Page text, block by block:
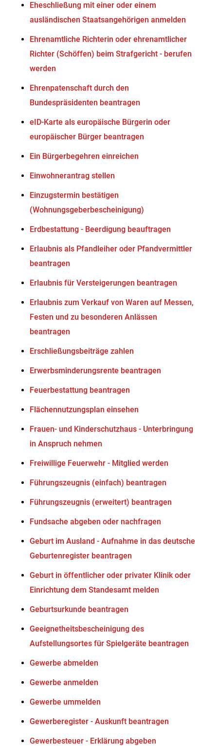
Eheschließung mit einer oder einem
ausländischen Staatsangehörigen anmelden
Ehrenamtliche Richterin oder ehrenamtlicher
Richter (Schöffen) beim Strafgericht - berufen
werden
Ehrenpatenschaft durch den
Bundespräsidenten beantragen
eID-Karte als europäische Bürgerin oder
europäischer Bürger beantragen
Ein Bürgerbegehren einreichen
Einwohnerantrag stellen
Einzugstermin bestätigen
(Wohnungsgeberbescheinigung)
Erdbestattung - Beerdigung beauftragen
Erlaubnis als Pfandleiher oder Pfandvermittler
beantragen
Erlaubnis für Versteigerungen beantragen
Erlaubnis zum Verkauf von Waren auf Messen,
Festen und zu besonderen Anlässen
beantragen
Erschließungsbeiträge zahlen
Erwerbsminderungsrente beantragen
Feuerbestattung beantragen
Flächennutzungsplan einsehen
Frauen- und Kinderschutzhaus - Unterbringung
in Anspruch nehmen
Freiwillige Feuerwehr - Mitglied werden
Führungszeugnis (einfach) beantragen
Führungszeugnis (erweitert) beantragen
Fundsache abgeben oder nachfragen
Geburt im Ausland - Aufnahme in das deutsche
Geburtenregister beantragen
Geburt in öffentlicher oder privater Klinik oder
Einrichtung dem Standesamt melden
Geburtsurkunde beantragen
Geeignetheitsbescheinigung des
Aufstellungsortes für Spielgeräte beantragen
Gewerbe abmelden
Gewerbe anmelden
Gewerbe ummelden
Gewerberegister - Auskunft beantragen
Gewerbesteuer - Erklärung abgeben